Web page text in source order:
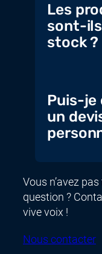
Les
sont-
stock ?
Puis-je
un
Vous n’avez
question ?
vive voix !
Nous contacter